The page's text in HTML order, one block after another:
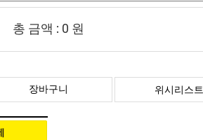
총 금액 : 0 원
장바구니 위시리스트